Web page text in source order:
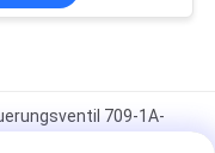
709-1A-